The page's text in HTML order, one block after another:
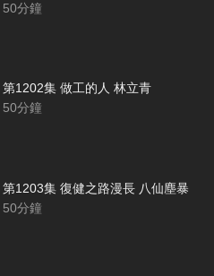
50分鐘
第1202集 做工的人 林立青
50分鐘
第1203集 復健之路漫長 八仙塵暴
50分鐘